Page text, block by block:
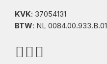
KVK: 37054131
BTW: NL 0084.00.933.B.01